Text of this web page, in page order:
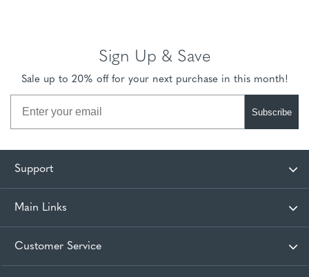
Sign Up & Save
Sale up to 20% off for your next purchase in this month!
Subscribe
Support
Main Links
Customer Service